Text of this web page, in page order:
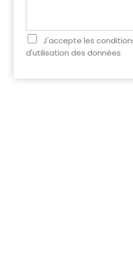
J'accepte les
d'utilisation des données